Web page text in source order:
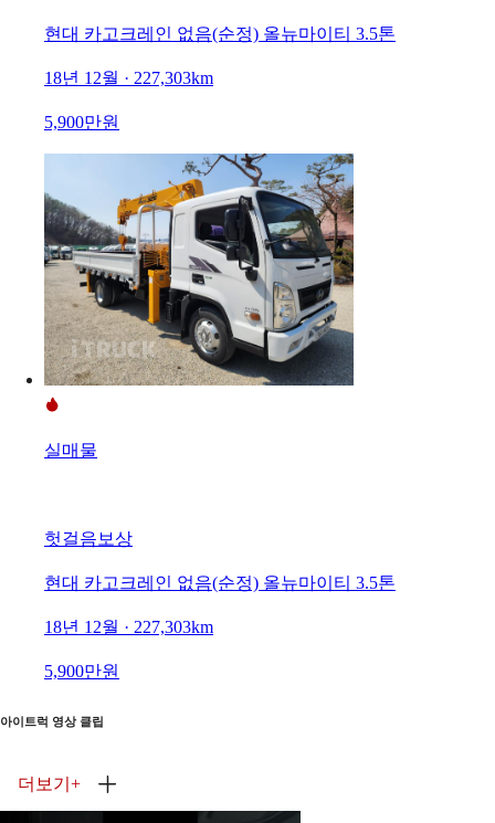
현대 카고크레인 없음(순정) 올뉴마이티 3.5톤
18년 12월 · 227,303km
5,900만원
실매물
헛걸음보상
현대 카고크레인 없음(순정) 올뉴마이티 3.5톤
18년 12월 · 227,303km
5,900만원
아이트럭 영상 클립
더보기 +